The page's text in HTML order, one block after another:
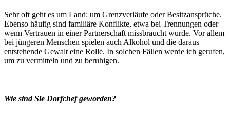
Sehr oft geht es um Land: um Grenzverläufe oder Besitzansprüche.
Ebenso häufig sind familiäre Konflikte, etwa bei Trennungen oder
wenn Vertrauen in einer Partnerschaft missbraucht wurde. Vor allem
bei jüngeren Menschen spielen auch Alkohol und die daraus
entstehende Gewalt eine Rolle. In solchen Fällen werde ich gerufen,
um zu vermitteln und zu beruhigen.
Wie sind Sie Dorfchef geworden?